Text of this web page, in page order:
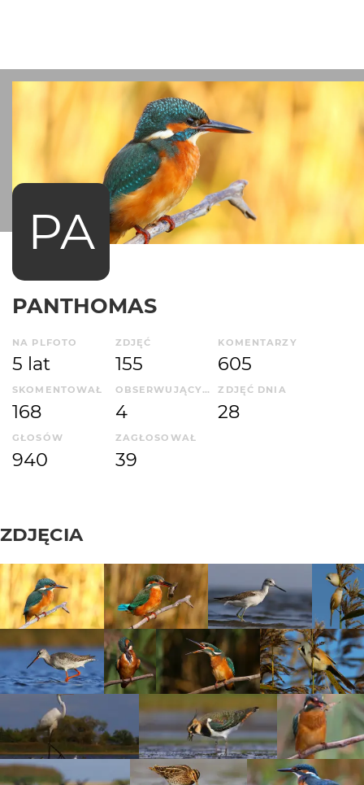
PA
PANTHOMAS
NA PLFOTO
5 lat
ZDJĘĆ
155
KOMENTARZY
605
SKOMENTOWAŁ
168
OBSERWUJĄCYCH
4
ZDJĘĆ DNIA
28
GŁOSÓW
940
ZAGŁOSOWAŁ
39
ZDJĘCIA